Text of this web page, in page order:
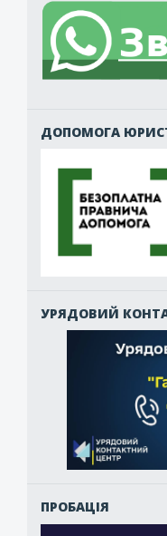
ДОПОМОГА
УРЯДОВИЙ
ПРОБАЦІЯ